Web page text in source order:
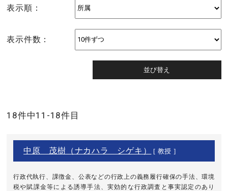
表示順：
表示件数：
18件中11-18件目
中原 茂樹（ナカハラ シゲキ） [ 教授 ]
行政代執行、課徴金、公表などの行政上の義務履行確保の手法、環境
税や賦課金等による誘導手法、実効的な行政調査と事実認定のあり